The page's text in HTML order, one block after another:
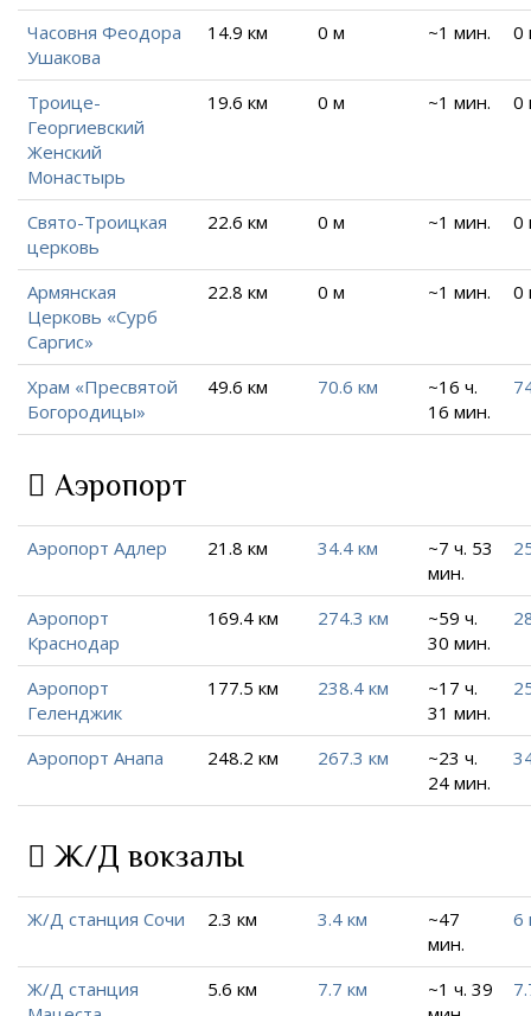
Часовня Феодора
Ушакова
14.9 км 0 м ~1 мин. 0
Троице-
Георгиевский
Женский
Монастырь
19.6 км 0 м ~1 мин. 0
Свято-Троицкая
церковь
22.6 км 0 м ~1 мин. 0
Армянская
Церковь «Сурб
Саргис»
22.8 км 0 м ~1 мин. 0
Храм «Пресвятой
Богородицы»
49.6 км 70.6 км
~16 ч.
16 мин.
Аэропорт
Аэропорт Адлер 21.8 км 34.4 км
~7 ч. 53
мин.
Аэропорт
Краснодар
169.4 км 274.3 км
~59 ч.
30 мин.
Аэропорт
Геленджик
177.5 км 238.4 км
~17 ч.
31 мин.
Аэропорт Анапа 248.2 км 267.3 км
~23 ч.
24 мин.
Ж/Д вокзалы
Ж/Д станция Сочи 2.3 км 3.4 км
~47
мин.
6
Ж/Д станция
5.6 км 7.7 км
~1 ч. 39